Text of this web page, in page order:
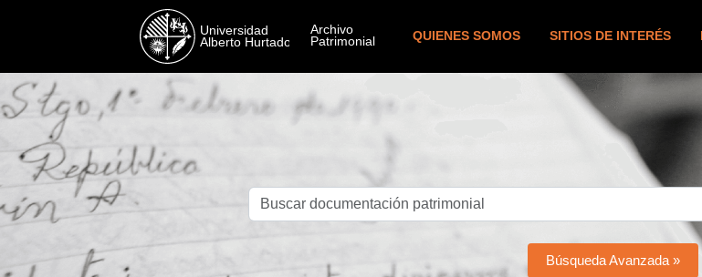
QUIENES SOMOS SITIOS DE INTERÉS
Búsqueda Avanzada »